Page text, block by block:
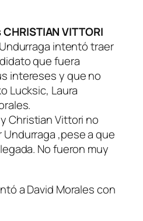
VITTORI
intentó traer
que fuera
intereses y que no
Lucksic, Laura
Christian Vittori no
,pese a que
No fueron muy
a David Morales con